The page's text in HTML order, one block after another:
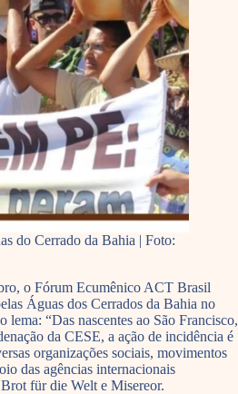
do Cerrado da Bahia | Foto:
o Fórum Ecumênico ACT Brasil
Águas dos Cerrados da Bahia no
lema: “Das nascentes ao São Francisco,
da CESE, a ação de incidência é
organizações sociais, movimentos
das agências internacionais
für die Welt e Misereor.